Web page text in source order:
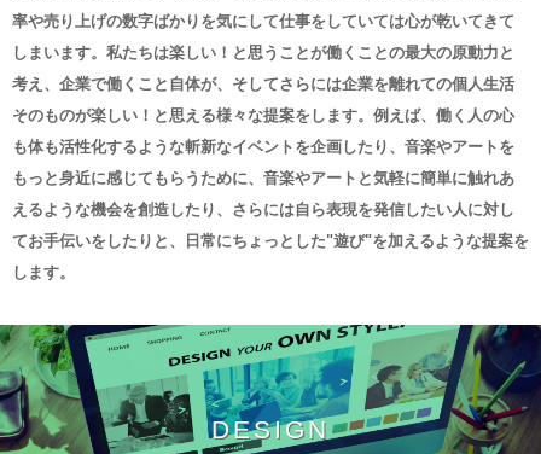
率や売り上げの数字ばかりを気にして仕事をしていては心が乾いてきて
しまいます。私たちは楽しい！と思うことが働くことの最大の原動力と
考え、企業で働くこと自体が、そしてさらには企業を離れての個人生活
そのものが楽しい！と思える様々な提案をします。例えば、働く人の心
も体も活性化するような斬新なイベントを企画したり、音楽やアートを
もっと身近に感じてもらうために、音楽やアートと気軽に簡単に触れあ
えるような機会を創造したり、さらには自ら表現を発信したい人に対し
てお手伝いをしたりと、日常にちょっとした"遊び"を加えるような提案を
します。
DESIGN